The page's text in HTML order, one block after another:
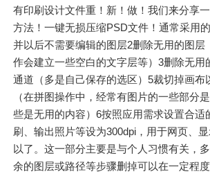
有印刷设计文件重！新！做！我们来分享
方法！一键无损压缩PSD文件！通常采用
并以后不需要编辑的图层2删除无用的图层
作会建立一些空白的文字层等）3删除无用
通道（多是自己保存的选区）5裁切掉画布
（在拼图操作中，经常有图片的一些部分
些是无用的内容）6按照应用需求设置合适
刷、输出照片等设为300dpi，用于网页、
以了。这一部分主要是与个人习惯有关，
余的图层或路径等步骤删掉可以在一定程度